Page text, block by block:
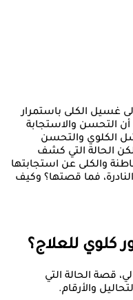
غسيل الكلى باستمرار
أن التحسن والاستجابة
الكلوي والتحسن
لكن الحالة التي كشف
والكلى عن استجابتها
فما قصتها؟ وكيف
للعلاج؟
قصة الحالة التي
والأرقام.